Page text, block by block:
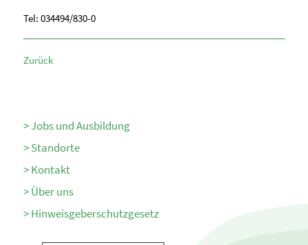
Tel: 034494/830-0
Zurück
Jobs und Ausbildung
Standorte
Kontakt
Über uns
Hinweisgeberschutzgesetz